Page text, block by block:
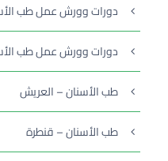
دورات وورش عمل طب
دورات وورش عمل طب
طب الأسنان – العريش
طب الأسنان – قنطرة